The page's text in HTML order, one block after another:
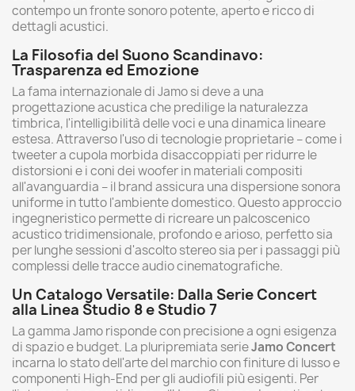
contempo un fronte sonoro potente, aperto e ricco di
dettagli acustici.
La Filosofia del Suono Scandinavo:
Trasparenza ed Emozione
La fama internazionale di Jamo si deve a una
progettazione acustica che predilige la naturalezza
timbrica, l'intelligibilità delle voci e una dinamica lineare
estesa. Attraverso l'uso di tecnologie proprietarie – come i
tweeter a cupola morbida disaccoppiati per ridurre le
distorsioni e i coni dei woofer in materiali compositi
all'avanguardia – il brand assicura una dispersione sonora
uniforme in tutto l'ambiente domestico. Questo approccio
ingegneristico permette di ricreare un palcoscenico
acustico tridimensionale, profondo e arioso, perfetto sia
per lunghe sessioni d'ascolto stereo sia per i passaggi più
complessi delle tracce audio cinematografiche.
Un Catalogo Versatile: Dalla Serie Concert
alla Linea Studio 8 e Studio 7
La gamma Jamo risponde con precisione a ogni esigenza
di spazio e budget. La pluripremiata serieJamo Concert
incarna lo stato dell'arte del marchio con finiture di lusso e
componenti High-End per gli audiofili più esigenti. Per